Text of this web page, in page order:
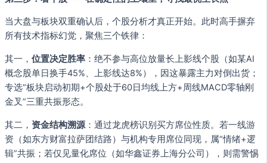
当大盘与板块双重确认后，个股分析才真正开始。此时高手摒弃
所有技术指标幻觉，聚焦三个铁律：
其一， 位置决定胜率 ：绝不参与高位放量长上影线个股（如某AI
概念股单日换手45%、上影线达8%），因这暴露主力对倒出货；
专选“板块启动初期+个股处于60日均线上方+周线MACD零轴刚
金叉”三重共振形态。
其二， 资金结构溯源 ：通过龙虎榜识别买方席位性质。若一线游
资（如东方财富拉萨团结路）与机构专用席位同现，属“情绪+逻
辑”共振；若仅见量化席位（如华鑫证券上海分公司），则需警惕